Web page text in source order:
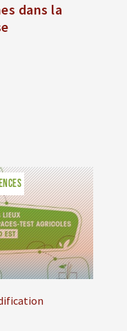
dans la